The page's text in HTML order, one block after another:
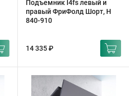
Подъемник I4fs левый и
правый ФриФолд Шорт, H
840-910
14 335 ₽